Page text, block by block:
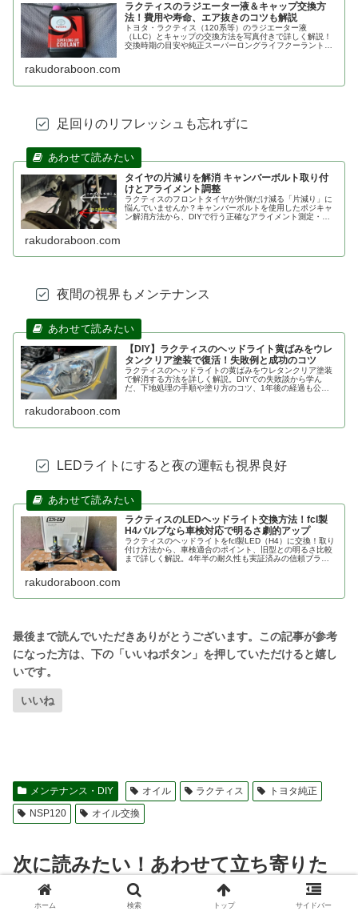
ラクティスのラジエーター液＆キャップ交換方
法！費用や寿命、エア抜きのコツも解説
トヨタ・ラクティス（120系等）のラジエーター液
（LLC）とキャップの交換方法を写真付きで詳しく解説！
交換時期の目安や純正スーパーロングライフクーラントの
rakudoraboon.com
足回りのリフレッシュも忘れずに
タイヤの片減りを解消 キャンバーボルト取り付
けとアライメント調整
ラクティスのフロントタイヤが外側だけ減る「片減り」に
悩んでいませんか？キャンバーボルトを使用したポジキャ
ン解消方法から、DIYで行う正確なアライメント測定・調
rakudoraboon.com
夜間の視界もメンテナンス
【DIY】ラクティスのヘッドライト黄ばみをウレ
タンクリア塗装で復活！失敗例と成功のコツ
ラクティスのヘッドライトの黄ばみをウレタンクリア塗装
で解消する方法を詳しく解説。DIYでの失敗談から学ん
だ、下地処理の手順や塗り方のコツ、1年後の経過も公
rakudoraboon.com
LEDライトにすると夜の運転も視界良好
ラクティスのLEDヘッドライト交換方法！fcl製
H4バルブなら車検対応で明るさ劇的アップ
ラクティスのヘッドライトをfcl製LED（H4）に交換！取り
付け方法から、車検適合のポイント、旧型との明るさ比較
まで詳しく解説。4年半の耐久性も実証済みの信頼ブラン
rakudoraboon.com
いいね
メンテナンス・DIY オイル ラクティス
トヨタ純正
NSP120
オイル交換
次に読みたい！あわせて立ち寄りた
いおすすめスポット
ホーム 検索 トップ サイドバー